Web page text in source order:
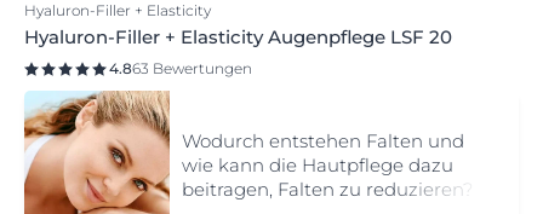
Hyaluron-Filler + Elasticity
Hyaluron-Filler + Elasticity Augenpflege LSF 20
4.863 Bewertungen
Wodurch entstehen Falten und
wie kann die Hautpflege dazu
beitragen, Falten zu reduzieren?